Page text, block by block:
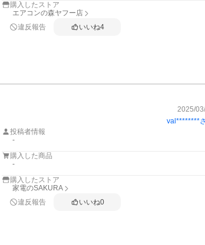
購入したストア
エアコンの森ヤフー店
違反報告
いいね4
2025/
val********
投稿者情報
-
購入した商品
-
購入したストア
家電のSAKURA
違反報告
いいね0